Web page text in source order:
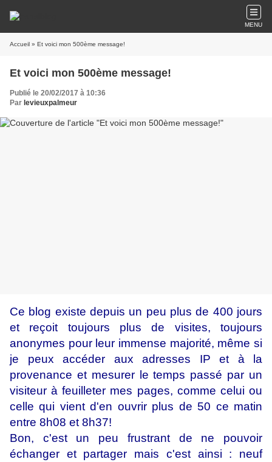
MENU
Accueil » Et voici mon 500ème message!
Et voici mon 500ème message!
Publié le 20/02/2017 à 10:36
Par levieuxpalmeur
Ce blog existe depuis un peu plus de 400 jours
et reçoit toujours plus de visites, toujours
anonymes pour leur immense majorité, même si
je peux accéder aux adresses IP et à la
provenance et mesurer le temps passé par un
visiteur à feuilleter mes pages, comme celui ou
celle qui vient d'en ouvrir plus de 50 ce matin
entre 8h08 et 8h37!
Bon, c'est un peu frustrant de ne pouvoir
échanger et partager mais c'est ainsi : neuf